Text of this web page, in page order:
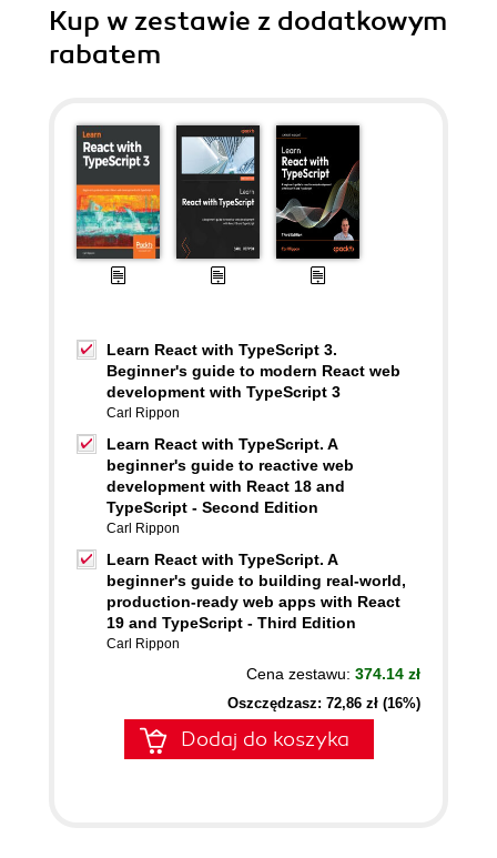
Kup w zestawie z dodatkowym
rabatem
Learn React with TypeScript 3.
Beginner's guide to modern React web
development with TypeScript 3
Carl Rippon
Learn React with TypeScript. A
beginner's guide to reactive web
development with React 18 and
TypeScript - Second Edition
Carl Rippon
Learn React with TypeScript. A
beginner's guide to building real-world,
production-ready web apps with React
19 and TypeScript - Third Edition
Carl Rippon
Cena zestawu: 374.14 zł
Oszczędzasz: 72,86 zł (16%)
Dodaj do koszyka